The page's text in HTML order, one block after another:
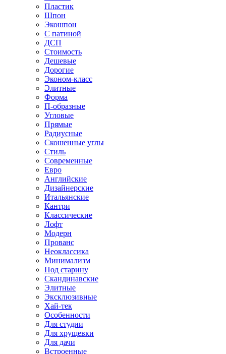
Пластик
Шпон
Экошпон
С патиной
ДСП
Стоимость
Дешевые
Дорогие
Эконом-класс
Элитные
Форма
П-образные
Угловые
Прямые
Радиусные
Скошенные углы
Стиль
Современные
Евро
Английские
Дизайнерские
Итальянские
Кантри
Классические
Лофт
Модерн
Прованс
Неоклассика
Минимализм
Под старину
Скандинавские
Элитные
Эксклюзивные
Хай-тек
Особенности
Для студии
Для хрущевки
Для дачи
Встроенные